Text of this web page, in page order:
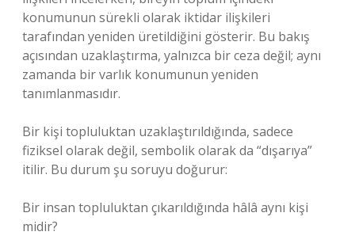
konumunun sürekli olarak iktidar ilişkileri
tarafından yeniden üretildiğini gösterir. Bu bakış
açısından uzaklaştırma, yalnızca bir ceza değil; aynı
zamanda bir varlık konumunun yeniden
tanımlanmasıdır.
Bir kişi topluluktan uzaklaştırıldığında, sadece
fiziksel olarak değil, sembolik olarak da “dışarıya”
itilir. Bu durum şu soruyu doğurur:
Bir insan topluluktan çıkarıldığında hâlâ aynı kişi
midir?